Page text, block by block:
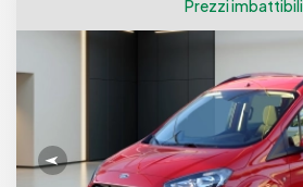
Prezzi imbattibili